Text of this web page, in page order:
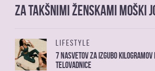
Za takšnimi ženskami moški
LIFESTYLE
7 nasvetov za izgubo kilogramov
telovadnice